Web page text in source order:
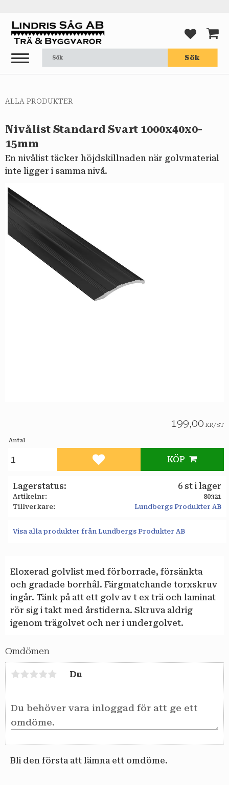
Meny
Sök
ALLA PRODUKTER
Nivålist Standard Svart 1000x40x0-
15mm
​En nivålist täcker höjdskillnaden när golvmaterial
inte ligger i samma nivå.
199,00 KR/ST
Antal
KÖP
Lägg till i favoriter
Lagerstatus 6 st i lager
Artikelnr
80321
Tillverkare
Lundbergs Produkter AB
Visa alla produkter från Lundbergs Produkter AB
Eloxerad golvlist med förborrade, försänkta
och gradade borrhål. Färgmatchande torxskruv
ingår. Tänk på att ett golv av t ex trä och laminat
rör sig i takt med årstiderna. Skruva aldrig
igenom trägolvet och ner i undergolvet.
Omdömen
Du
Bli den första att lämna ett omdöme.